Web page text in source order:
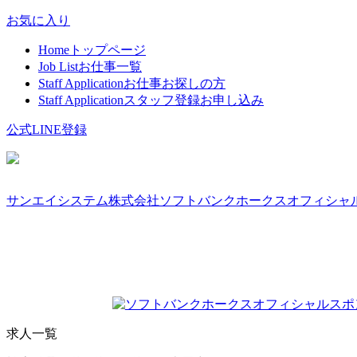
お気に入り
Home トップページ
Job Listお仕事一覧
Staff Applicationお仕事お探しの方
Staff Applicationスタッフ登録お申し込み
公式LINE登録
サンエイシステム株式会社ソフトバンクホークスオフィシャ
求人一覧